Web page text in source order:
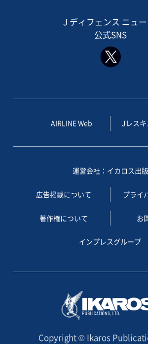
J ディフェンス ニュ
公式SNS
AIRLINE Web Jレス
運営会社：イカロス出版
広告掲載について プライ
著作権について お
インプレスグループ
Copyright © Ikaros